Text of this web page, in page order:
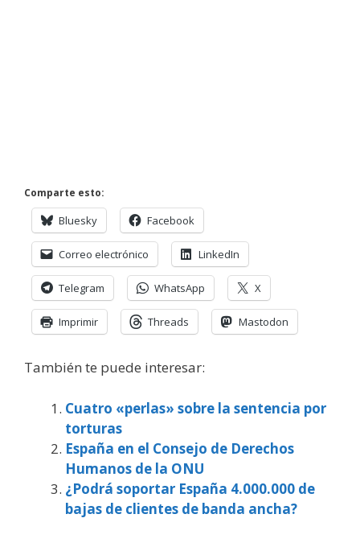
Comparte esto:
Bluesky Facebook
Correo electrónico LinkedIn
Telegram WhatsApp X
Imprimir Threads Mastodon
También te puede interesar:
Cuatro «perlas» sobre la sentencia por
torturas
España en el Consejo de Derechos
Humanos de la ONU
¿Podrá soportar España 4.000.000 de
bajas de clientes de banda ancha?